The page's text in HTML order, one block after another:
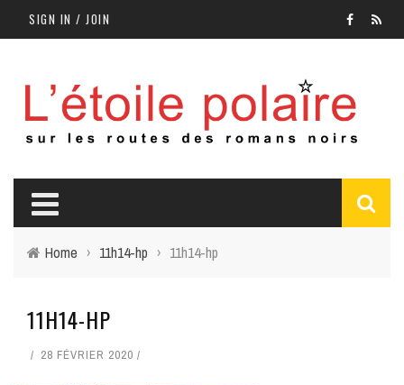
SIGN IN / JOIN
Home › 11h14-hp › 11h14-hp
11H14-HP
28 FÉVRIER 2020